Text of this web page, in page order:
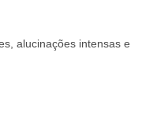
alucinações intensas e